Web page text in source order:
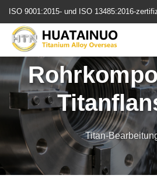
转
容
ISO 9001:2015- und ISO 13485:2016-
Titan-